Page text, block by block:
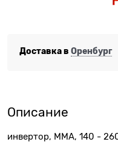
Доставка в Оренбург
Описание
инвертор, MMA, 140 -